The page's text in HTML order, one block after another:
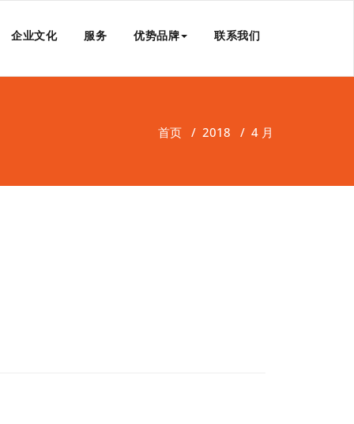
企业文化 服务 优势品牌 联系我们
首页 / 2018 / 4 月